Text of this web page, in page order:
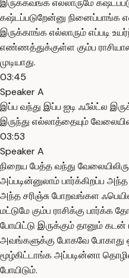
இருக்கவங்க எல்லாருமே
கஷ்டப்படுறேன்னு நினைப்பாங்க
இருக்காங்க எல்லாரும் எப்படி
எண்ணத்துக்குள்ள கும்ப
முடியாது.
03:45
Speaker A
இப்ப வந்து இப்ப ஐடி ஃபீல்ட்ல
இருந்து எல்லாத்தையும்
03:53
Speaker A
நிறைய பேத்த வந்து
அப்படின்னுலாம் பார்க்கிறப்ப
அந்த சரிஞ்சு போறவங்கள
மட்டுமே கும்ப ராசிக்கு
போயிட்டு இருக்கும் தானும் கடன்
அவங்களுக்கு போகவே போகாது
மூழ்கிட்டாங்க அப்படின்னா
போயிடும்.